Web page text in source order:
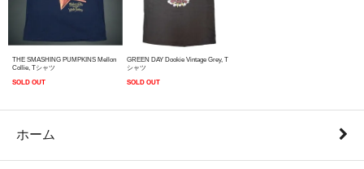
THE SMASHING PUMPKINS Mellon
Collie, Tシャツ
SOLD OUT
GREEN DAY Dookie Vintage Grey, T
シャツ
SOLD OUT
ホーム